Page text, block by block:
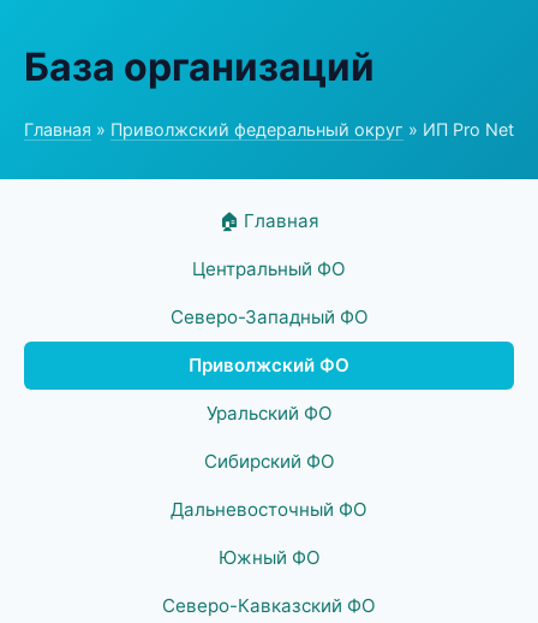
База организаций
Главная » Приволжский федеральный округ » ИП Pro Net
🏠 Главная
Центральный ФО
Северо-Западный ФО
Приволжский ФО
Уральский ФО
Сибирский ФО
Дальневосточный ФО
Южный ФО
Северо-Кавказский ФО